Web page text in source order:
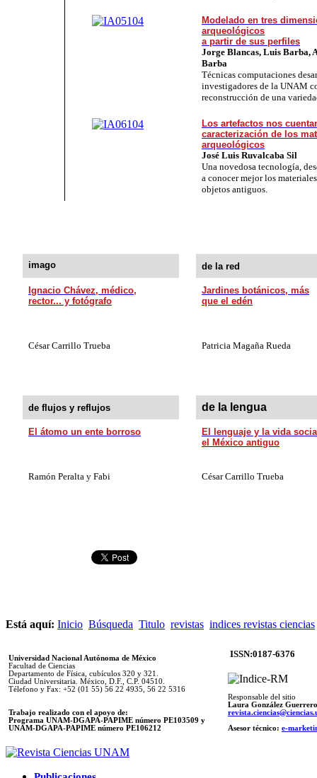
Modelado en tres
arqueológicos
a partir de sus perfiles
Jorge Blancas, Luis Barba,
Barba
Técnicas computaciones
investigadores de la UNAM
reconstrucción de una
Los artefactos nos
caracterización de los
arqueológicos
José Luis Ruvalcaba Sil
Una novedosa tecnología,
a conocer mejor los
objetos antiguos.
imago de la red
Ignacio Chávez, médico,
rector... y fotógrafo
Jardines botánicos, más
que el edén
César Carrillo Trueba Patricia Magaña Rueda
de flujos y reflujos de la lengua
El átomo un ente borroso
El lenguaje y la vida
el México antiguo
Ramón Peralta y Fabi César Carrillo Trueba
Está aquí: Inicio Búsqueda Titulo revistas indices revistas ciencias
Universidad Nacional Autónoma de México
Facultad de Ciencias
Departamento de Física, cubículos 320 y 321.
Ciudad Universitaria. México, D.F., C.P. 04510.
Télefono y Fax: +52 (01 55) 56 22 4935, 56 22 5316
Trabajo realizado con el apoyo de:
Programa UNAM-DGAPA-PAPIME número PE103509 y
UNAM-DGAPA-PAPIME número PE106212
ISSN:0187-6376
Responsable del sitio
Laura González Guerrero
Asesor técnico: e-